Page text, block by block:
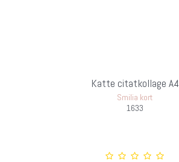
Katte citatkollage A4
Smilia kort
1633